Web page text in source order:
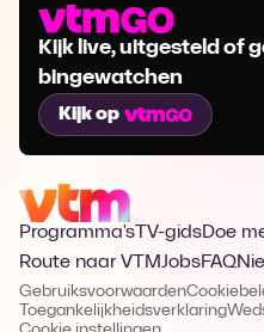
Kijk live, uitgesteld of
bingewatchen
Kijk op
Programma's TV-gidsDoe
Route naar VTMJobsFAQ
Gebruiksvoorwaarden
Toegankelijkheidsverklaring